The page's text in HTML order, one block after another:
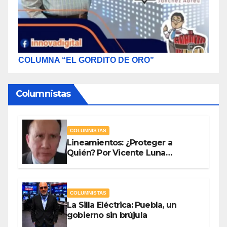
COLUMNA “EL GORDITO DE ORO”
Columnistas
COLUMNISTAS
Lineamientos: ¿Proteger a
Quién? Por Vicente Luna
COLUMNISTAS
La Silla Eléctrica: Puebla, un
gobierno sin brújula